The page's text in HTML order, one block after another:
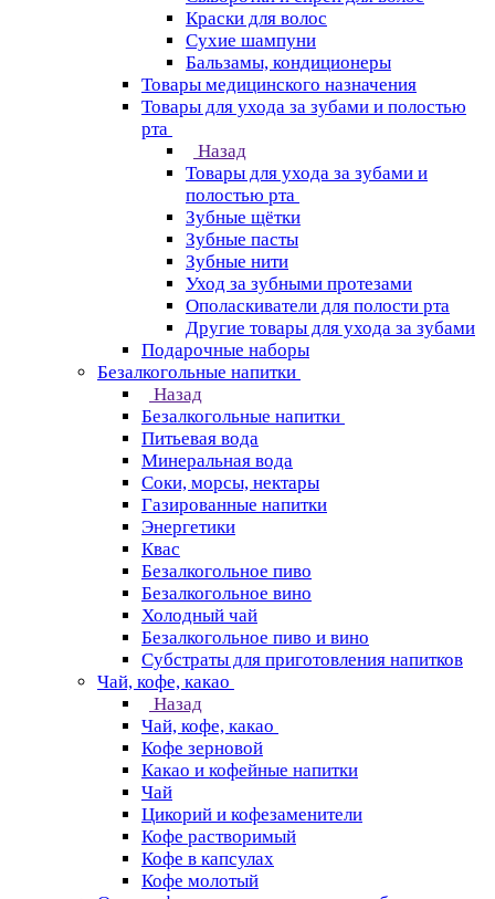
Краски для волос
Сухие шампуни
Бальзамы, кондиционеры
Товары медицинского назначения
Товары для ухода за зубами и полостью
рта
Назад
Товары для ухода за зубами и
полостью рта
Зубные щётки
Зубные пасты
Зубные нити
Уход за зубными протезами
Ополаскиватели для полости рта
Другие товары для ухода за зубами
Подарочные наборы
Безалкогольные напитки
Назад
Безалкогольные напитки
Питьевая вода
Минеральная вода
Соки, морсы, нектары
Газированные напитки
Энергетики
Квас
Безалкогольное пиво
Безалкогольное вино
Холодный чай
Безалкогольное пиво и вино
Субстраты для приготовления напитков
Чай, кофе, какао
Назад
Чай, кофе, какао
Кофе зерновой
Какао и кофейные напитки
Чай
Цикорий и кофезаменители
Кофе растворимый
Кофе в капсулах
Кофе молотый